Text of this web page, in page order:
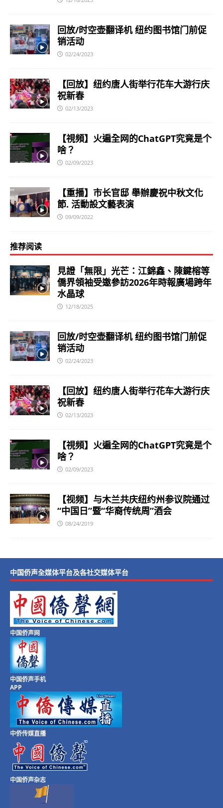
回放/时空壶翻译机 纽约图书馆门前促
销活动
02/24/2023
【回放】纽约唐人街举行花车大游行庆
祝新春
02/13/2023
【視頻】火遍全网的ChatGPT究竟是个
啥？
02/09/2023
【重播】市长官邸 舉辦慶祝中秋文化
節. 活動設文藝表演
09/09/2022
推荐阅读
見證「無限」光芒：江錦鑫、陳鍵榕等
僑界領袖受邀參訪2026年時報廣場跨年
水晶球
12/18/2025
回放/时空壶翻译机 纽约图书馆门前促
销活动
02/24/2023
【回放】纽约唐人街举行花车大游行庆
祝新春
02/13/2023
【視頻】火遍全网的ChatGPT究竟是个
啥？
02/09/2023
【视频】与木兰共庆纽约州参议院通过
“中国日”暨“华裔传统周”酒会
08/24/2019
中国侨声全媒体平台及各社交媒体平台
中国侨声网
中国侨声手机
APP
中侨传媒直播
中国侨声杂志